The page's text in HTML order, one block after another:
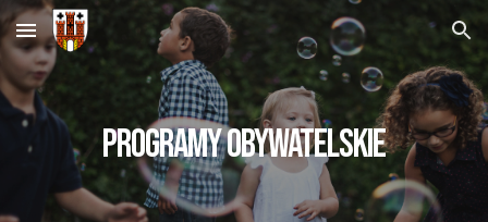
Skip to main content Skip to navigation
programy obywatelskie